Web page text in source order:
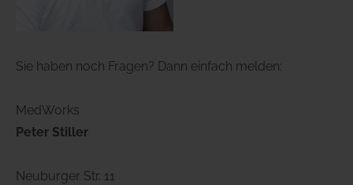
Sie haben noch Fragen? Dann einfach melden:
MedWorks
Peter Stiller
Neuburger Str. 11